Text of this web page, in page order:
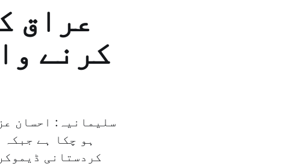
عراق
کرنے
سلیمانیہ: احسان
ہو چکا ہے
کردستانی